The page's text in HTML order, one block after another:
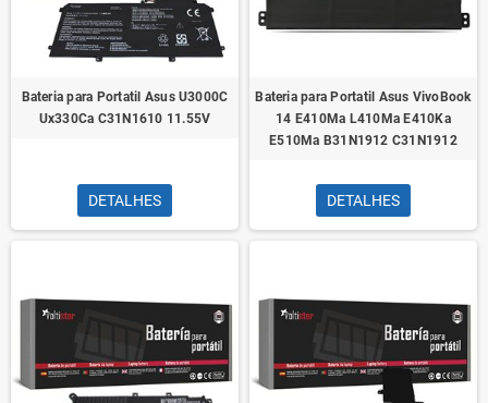
Bateria para Portatil Asus U3000C
Ux330Ca C31N1610 11.55V
DETALHES
Bateria para Portatil Asus VivoBook
14 E410Ma L410Ma E410Ka
E510Ma B31N1912 C31N1912
DETALHES